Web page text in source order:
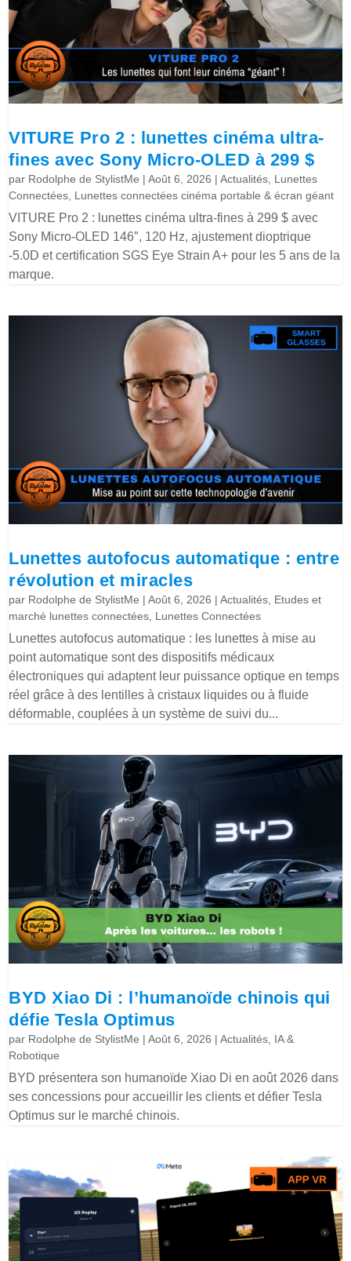
VITURE Pro 2 : lunettes cinéma ultra-
fines avec Sony Micro-OLED à 299 $
par Rodolphe de StylistMe |Août 6, 2026 |Actualités Lunettes
Connectées Lunettes connectées cinéma portable & écran géant
VITURE Pro 2 : lunettes cinéma ultra-fines à 299 $ avec
Sony Micro-OLED 146″, 120 Hz, ajustement dioptrique
-5.0D et certification SGS Eye Strain A+ pour les 5 ans de la
marque.
Lunettes autofocus automatique : entre
révolution et miracles
par Rodolphe de StylistMe |Août 6, 2026 |Actualités Etudes et
marché lunettes connectées Lunettes Connectées
Lunettes autofocus automatique : les lunettes à mise au
point automatique sont des dispositifs médicaux
électroniques qui adaptent leur puissance optique en temps
réel grâce à des lentilles à cristaux liquides ou à fluide
déformable, couplées à un système de suivi du...
BYD Xiao Di : l’humanoïde chinois qui
défie Tesla Optimus
par Rodolphe de StylistMe |Août 6, 2026 |Actualités IA &
Robotique
BYD présentera son humanoïde Xiao Di en août 2026 dans
ses concessions pour accueillir les clients et défier Tesla
Optimus sur le marché chinois.